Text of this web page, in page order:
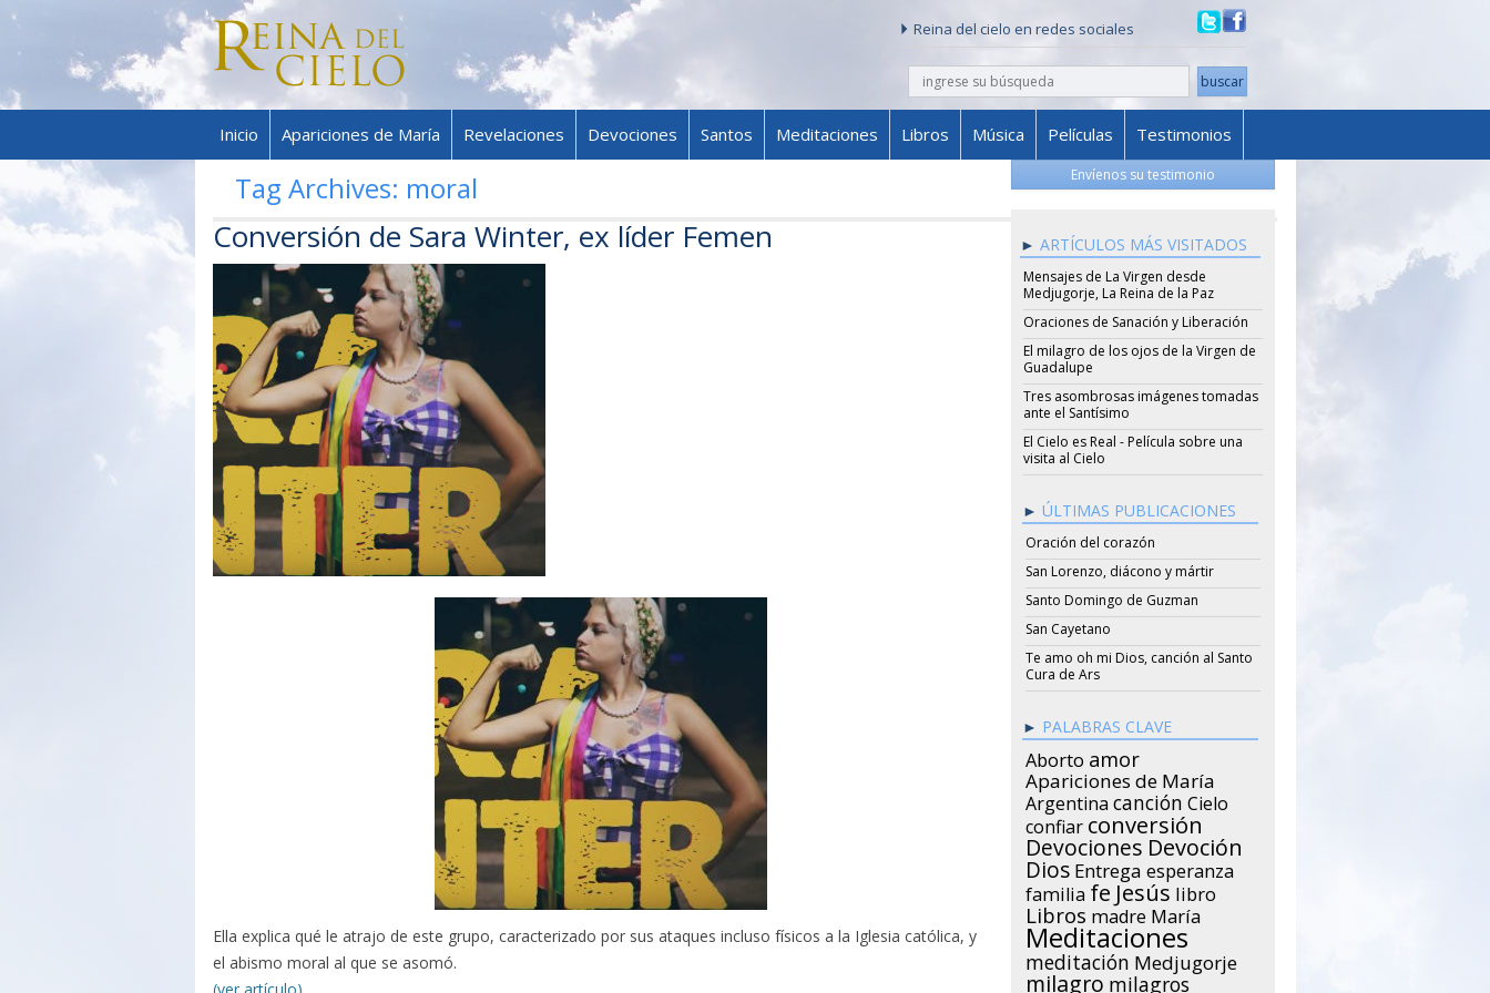
Reina del cielo en redes sociales
buscar
Skip to content
Inicio Apariciones de María Revelaciones Devociones Santos Meditaciones Libros Música Películas Testimonios
Tag Archives: moral
Conversión de Sara Winter, ex líder Femen
Ella explica qué le atrajo de este grupo, caracterizado por sus ataques incluso físicos a la Iglesia católica, y
el abismo moral al que se asomó.
Envíenos su testimonio
ARTÍCULOS MÁS VISITADOS
Mensajes de La Virgen desde
Medjugorje, La Reina de la Paz
Oraciones de Sanación y Liberación
El milagro de los ojos de la Virgen de
Guadalupe
Tres asombrosas imágenes tomadas
ante el Santísimo
El Cielo es Real - Película sobre una
visita al Cielo
ÚLTIMAS PUBLICACIONES
Oración del corazón
San Lorenzo, diácono y mártir
Santo Domingo de Guzman
San Cayetano
Te amo oh mi Dios, canción al Santo
Cura de Ars
PALABRAS CLAVE
Aborto amor
Apariciones de María
Argentina canción Cielo
confiar conversión
Devociones Devoción
Dios Entrega esperanza
familia fe Jesús libro
Libros madre María
Meditaciones
meditación Medjugorje
milagro milagros